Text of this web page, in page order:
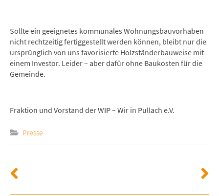
Sollte ein geeignetes kommunales Wohnungsbauvorhaben
nicht rechtzeitig fertiggestellt werden können, bleibt nur die
ursprünglich von uns favorisierte Holzständerbauweise mit
einem Investor. Leider – aber dafür ohne Baukosten für die
Gemeinde.
Fraktion und Vorstand der WIP – Wir in Pullach e.V.
Presse